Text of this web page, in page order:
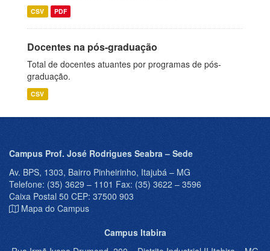
CSV PDF
Docentes na pós-graduação
Total de docentes atuantes por programas de pós-
graduação.
CSV
Campus Prof. José Rodrigues Seabra – Sede
Av. BPS, 1303, Bairro Pinheirinho, Itajubá – MG
Telefone: (35) 3629 – 1101 Fax: (35) 3622 – 3596
Caixa Postal 50 CEP: 37500 903
Mapa do Campus
Campus Itabira